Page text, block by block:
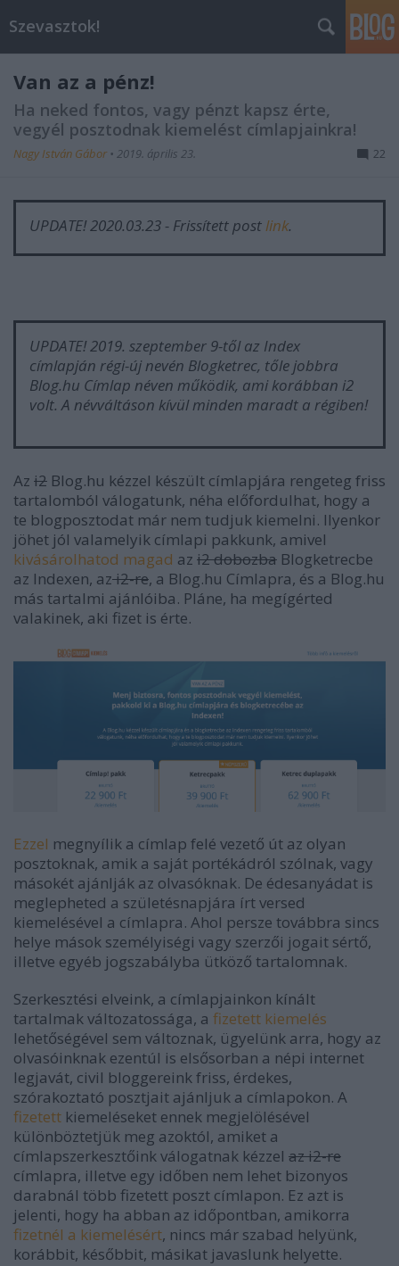
Szevasztok!
Van az a pénz!
Ha neked fontos, vagy pénzt kapsz érte,
vegyél posztodnak kiemelést címlapjainkra!
Nagy István Gábor • 2019. április 23. 22
UPDATE! 2020.03.23 - Frissített postlink.
UPDATE! 2019. szeptember 9-től az Index
címlapján régi-új nevén Blogketrec, tőle jobbra
Blog.hu Címlap néven működik, ami korábban i2
volt. A névváltáson kívül minden maradt a régiben!
Az i2 Blog.hu kézzel készült címlapjára rengeteg friss
tartalomból válogatunk, néha előfordulhat, hogy a
te blogposztodat már nem tudjuk kiemelni. Ilyenkor
jöhet jól valamelyik címlapi pakkunk, amivel
kivásárolhatod magad az i2 dobozba Blogketrecbe
az Indexen, azi2-re, a Blog.hu Címlapra, és a Blog.hu
más tartalmi ajánlóiba. Pláne, ha megígérted
valakinek, aki fizet is érte.
Ezzel megnyílik a címlap felé vezető út az olyan
posztoknak, amik a saját portékádról szólnak, vagy
másokét ajánlják az olvasóknak. De édesanyádat is
meglepheted a születésnapjára írt versed
kiemelésével a címlapra. Ahol persze továbbra sincs
helye mások személyiségi vagy szerzői jogait sértő,
illetve egyéb jogszabályba ütköző tartalomnak.
Szerkesztési elveink, a címlapjainkon kínált
tartalmak változatossága, a fizetett kiemelés
lehetőségével sem változnak, ügyelünk arra, hogy az
olvasóinknak ezentúl is elsősorban a népi internet
legjavát, civil bloggereink friss, érdekes,
szórakoztató posztjait ajánljuk a címlapokon. A
fizetett kiemeléseket ennek megjelölésével
különböztetjük meg azoktól, amiket a
címlapszerkesztőink válogatnak kézzel az i2-re
címlapra, illetve egy időben nem lehet bizonyos
darabnál több fizetett poszt címlapon. Ez azt is
jelenti, hogy ha abban az időpontban, amikorra
fizetnél a kiemelésért, nincs már szabad helyünk,
korábbit, későbbit, másikat javaslunk helyette.